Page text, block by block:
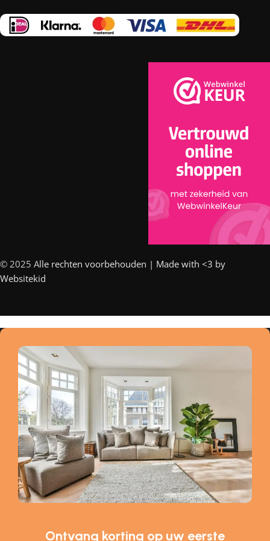
© 2025 Alle rechten voorbehouden | Made with <3 by
Websitekid
Ontvang korting op uw eerste